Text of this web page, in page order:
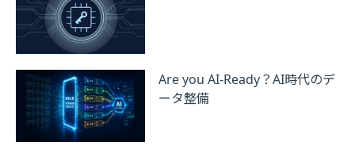
Are you AI-Ready？AI時代のデ
ータ整備